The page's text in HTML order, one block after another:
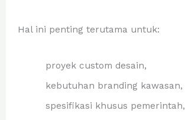
Hal ini penting terutama untuk:
proyek custom desain,
kebutuhan branding kawasan,
spesifikasi khusus pemerintah,